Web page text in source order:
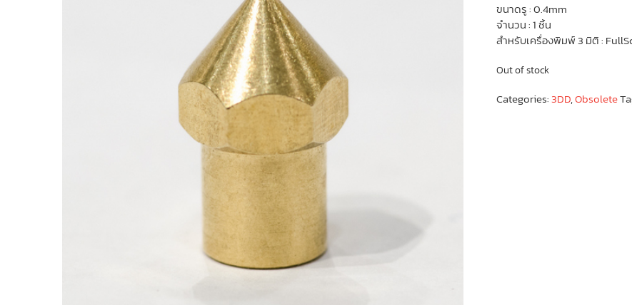
ขนาดรู : 0.4mm
จำนวน : 1 ชิ้น
สำหรับเครื่องพิมพ์ 3 มิติ :
Out of stock
Categories:3DD,Obsolete